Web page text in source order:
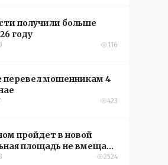
получили больше
году
116
перевел мошенникам 4
423
пройдет в новой
площадь не вмещает
2524